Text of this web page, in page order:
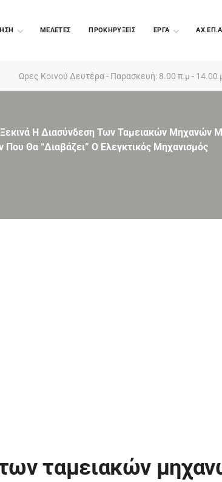
ΜΕΛΕΤΕΣ ΠΡΟΚΗΡΥΞΕΙΣ EΡΓΑ
Ωρες Κοινού Δευτέρα - Παρασκευή: 8.00 π.μ - 14.00
Ξεκινά Η Διασύνδεση Των Ταμειακών Μηχανών
Θα “διαβάζει” Ο Ελεγκτικός Μηχανισμός
ταμειακών